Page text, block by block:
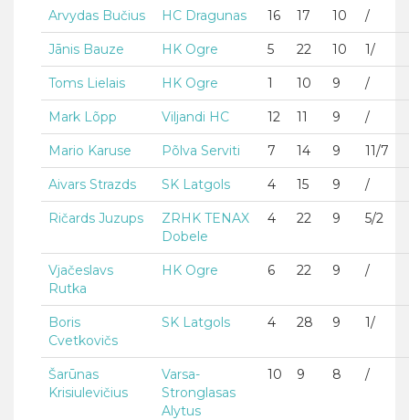
Arvydas Bučius HC Dragunas 16 17 10 /
Jānis Bauze HK Ogre 5 22 10 1/
Toms Lielais HK Ogre 1 10 9 /
Mark Lõpp Viljandi HC 12 11 9 /
Mario Karuse Põlva Serviti 7 14 9 11/7
Aivars Strazds SK Latgols 4 15 9 /
Ričards Juzups
ZRHK TENAX
Dobele
4 22 9 5/2
Vjačeslavs
Rutka
HK Ogre 6 22 9 /
Boris
Cvetkovičs
SK Latgols 4 28 9 1/
Šarūnas
Krisiulevičius
Varsa-
Stronglasas
Alytus
10 9 8 /